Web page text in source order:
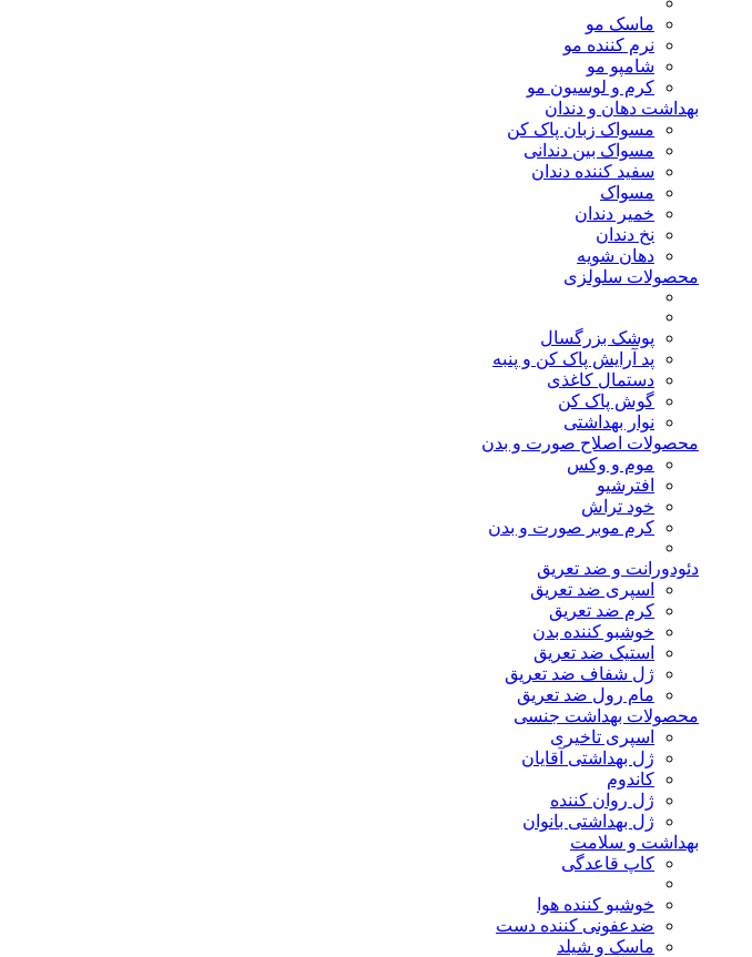
ماسک مو
نرم کننده مو
شامپو مو
کرم و لوسیون مو
بهداشت دهان و دندان
مسواک زبان پاک کن
مسواک بین دندانی
سفید کننده دندان
مسواک
خمیر دندان
نخ دندان
دهان شویه
محصولات سلولزی
پوشک بزرگسال
پد آرایش پاک کن و پنبه
دستمال کاغذی
گوش پاک کن
نوار بهداشتی
محصولات اصلاح صورت و بدن
موم و وکس
افترشیو
خود تراش
کرم موبر صورت و بدن
دئودورانت و ضد تعریق
اسپری ضد تعریق
کرم ضد تعریق
خوشبو کننده بدن
استیک ضد تعریق
ژل شفاف ضد تعریق
مام رول ضد تعریق
محصولات بهداشت جنسی
اسپری تاخیری
ژل بهداشتی آقایان
کاندوم
ژل روان کننده
ژل بهداشتی بانوان
بهداشت و سلامت
کاپ قاعدگی
خوشبو کننده هوا
ضدعفونی کننده دست
ماسک و شیلد